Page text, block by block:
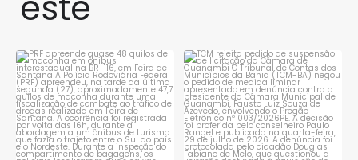
PRF apreende quase 48 quilos
de maconha em ônibus...
1 0
TCM rejeita pedido de
suspensão de licitação da...
1 0